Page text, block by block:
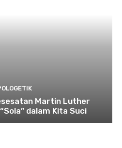
Martin Luther
dalam Kita Suci